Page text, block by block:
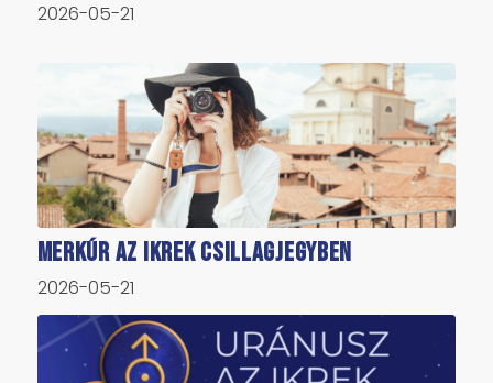
2026-05-21
Merkúr az Ikrek csillagjegyben
2026-05-21